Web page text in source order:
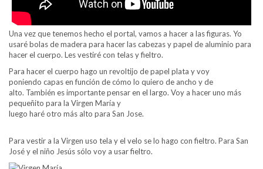
Una vez que tenemos hecho el portal, vamos a hacer a las figuras. Yo
usaré bolas de madera para hacer las cabezas y papel de aluminio para
hacer el cuerpo. Les vestiré con telas y fieltro.
Para hacer el cuerpo hago un revoltijo de papel plata y voy
poniendo capas en función de cómo lo quiero de ancho y de
alto. También es importante pensar en el largo. Voy a hacer uno más
pequeñito para la Virgen María y
luego haré otro más alto para San Jose.
Para vestir a la Virgen uso tela y el velo se lo hago con fieltro. Para San
José y el niño Jesús sólo voy a usar fieltro.